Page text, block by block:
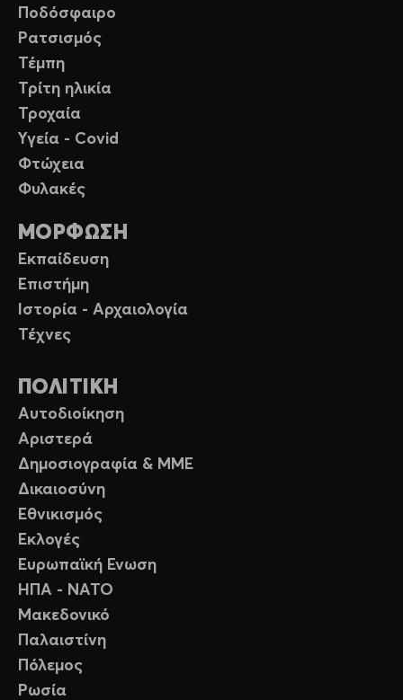
Ποδόσφαιρο
Ρατσισμός
Τέμπη
Τρίτη ηλικία
Τροχαία
Υγεία - Covid
Φτώχεια
Φυλακές
ΜΟΡΦΩΣΗ
Εκπαίδευση
Επιστήμη
Ιστορία - Αρχαιολογία
Τέχνες
ΠΟΛΙΤΙΚΗ
Αυτοδιοίκηση
Αριστερά
Δημοσιογραφία & ΜΜΕ
Δικαιοσύνη
Εθνικισμός
Εκλογές
Ευρωπαϊκή Ενωση
ΗΠΑ - ΝΑΤΟ
Μακεδονικό
Παλαιστίνη
Πόλεμος
Ρωσία